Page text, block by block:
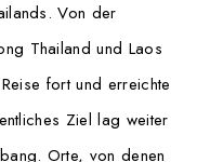
Von der
Thailand und Laos
fort und erreichte
Ziel lag weiter
Orte, von denen